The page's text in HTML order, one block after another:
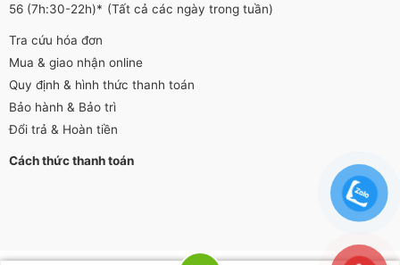
56 (7h:30-22h)* (Tất cả các ngày trong tuần)
Tra cứu hóa đơn
Mua & giao nhận online
Quy định & hình thức thanh toán
Bảo hành & Bảo trì
Đổi trả & Hoàn tiền
Cách thức thanh toán